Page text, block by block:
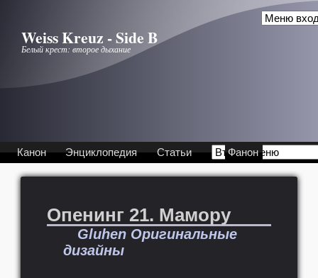
Weiss Kreuz - Side B
Белый крест: второе дыхание
Канон Энциклопедия Статьи Фанон
Опенинг 21. Мамору
Gluhen Оригинальные
дизайны